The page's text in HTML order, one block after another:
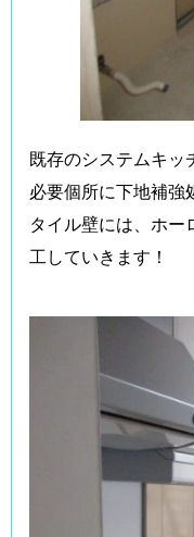
既存のシステムキッ
必要個所に下地補強
タイル壁には、ホー
工していきます！